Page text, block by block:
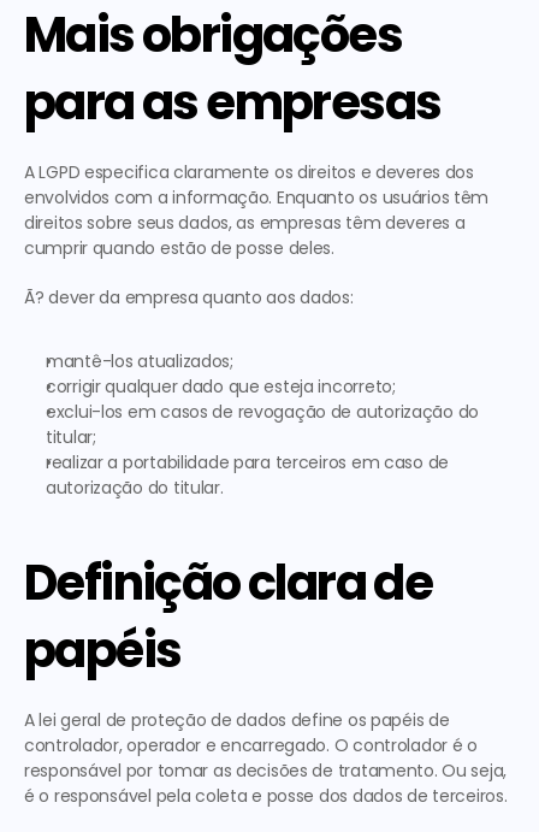
Mais obrigações
para as empresas
A LGPD especifica claramente os direitos e deveres dos
envolvidos com a informação. Enquanto os usuários têm
direitos sobre seus dados, as empresas têm deveres a
cumprir quando estão de posse deles.
Ã? dever da empresa quanto aos dados:
mantê-los atualizados;
corrigir qualquer dado que esteja incorreto;
exclui-los em casos de revogação de autorização do
titular;
realizar a portabilidade para terceiros em caso de
autorização do titular.
Definição clara de
papéis
A lei geral de proteção de dados define os papéis de
controlador, operador e encarregado. O controlador é o
responsável por tomar as decisões de tratamento. Ou seja,
é o responsável pela coleta e posse dos dados de terceiros.